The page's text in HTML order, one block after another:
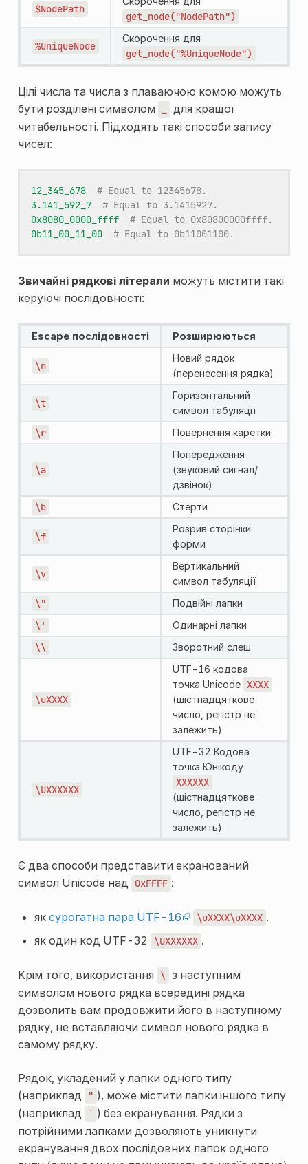
$NodePath
get_node("NodePath")
%UniqueNode
Скорочення для
get_node("%UniqueNode")
Цілі числа та числа з плаваючою комою можуть
бути розділені символом
для кращої
читабельності. Підходять такі способи запису
чисел:
12_345_678
# Equal to 12345678.
3.141_592_7
# Equal to 3.1415927.
0x8080_0000_ffff
# Equal to 0x80800000ffff.
0b11_00_11_00
# Equal to 0b11001100.
Звичайні рядкові літерали можуть містити такі
керуючі послідовності:
Escape послідовності Розширюються
\n
Новий рядок
(перенесення рядка)
\t
Горизонтальний
символ табуляції
\r Повернення каретки
\a
Попередження
(звуковий сигнал/
дзвінок)
\b Стерти
\f
Розрив сторінки
форми
\v
Вертикальний
символ табуляції
\" Подвійні лапки
\' Одинарні лапки
\\ Зворотний слеш
\uXXXX
UTF-16 кодова
точка Unicode XXXX
(шістнадцяткове
число, регістр не
залежить)
\UXXXXXX
UTF-32 Кодова
точка Юнікоду
XXXXXX
(шістнадцяткове
число, регістр не
залежить)
Є два способи представити екранований
символ Unicode над
0xFFFF :
як сурогатна пара UTF-16 \uXXXX\uXXXX .
як один код UTF-32
\UXXXXXX .
Крім того, використання \ з наступним
символом нового рядка всередині рядка
дозволить вам продовжити його в наступному
рядку, не вставляючи символ нового рядка в
самому рядку.
Рядок, укладений у лапки одного типу
(наприклад
" ), може містити лапки іншого типу
(наприклад
` ) без екранування. Рядки з
потрійними лапками дозволяють уникнути
екранування двох послідовних лапок одного